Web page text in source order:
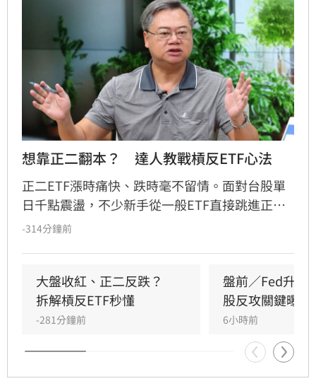
想靠正二翻本？　達人教戰槓反ETF心法
正二ETF漲時痛快、跌時毫不留情。面對台股單
日千點震盪，不少新手從一般ETF直接跳進正
二，誤把2倍槓桿當成2倍勝率。其實，最大風險
震盪行情下，投資游刃有餘。
-314分鐘前
大盤收紅、正二反跌？
拆解槓反ETF秒懂
-281分鐘前
盤前／Fed升息
股反攻關鍵曝光
6小時前